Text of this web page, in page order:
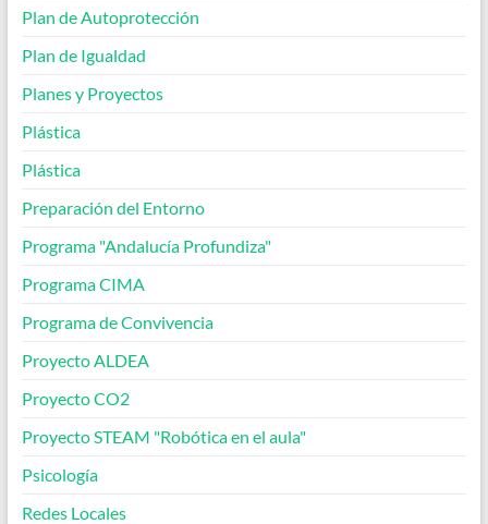
Plan de Autoprotección
Plan de Igualdad
Planes y Proyectos
Plástica
Plástica
Preparación del Entorno
Programa "Andalucía Profundiza"
Programa CIMA
Programa de Convivencia
Proyecto ALDEA
Proyecto CO2
Proyecto STEAM "Robótica en el aula"
Psicología
Redes Locales